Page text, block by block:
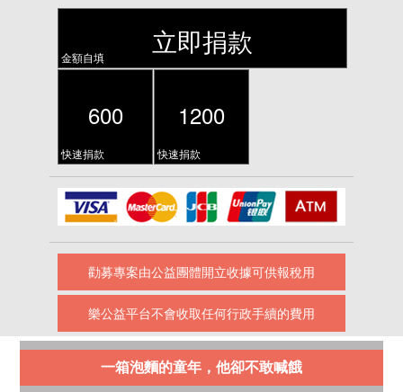
立即捐款
金額自填
600
快速捐款
1200
快速捐款
勸募專案由公益團體開立收據可供報稅用
樂公益平台不會收取任何行政手續的費用
一箱泡麵的童年，他卻不敢喊餓